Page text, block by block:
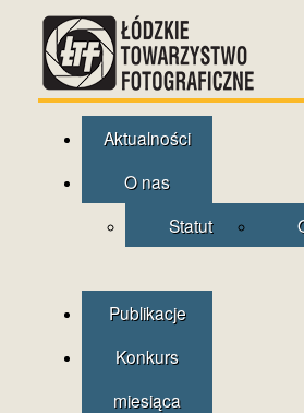
Aktualności
O nas
Statut
Publikacje
Konkurs
miesiąca